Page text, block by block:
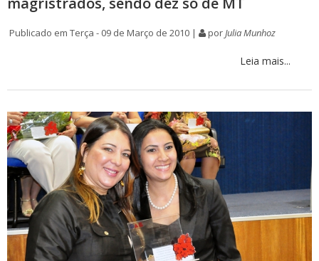
Publicado em Terça - 09 de Março de 2010 | porJulia Munhoz
Leia mais...